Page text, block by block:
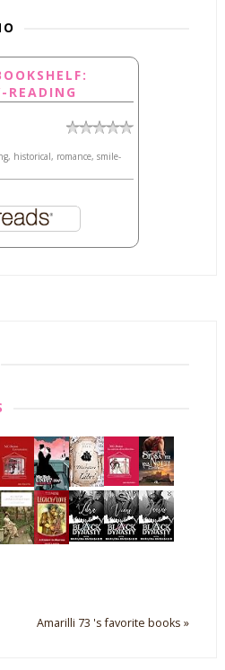
READING
historical, romance, smile-
Amarilli 73 's favorite books »